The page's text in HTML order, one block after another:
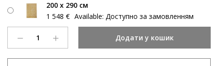
200 х 290 см
1 548 € Available: Доступно за замовленням
Килим
Yellow
Додати у кошик